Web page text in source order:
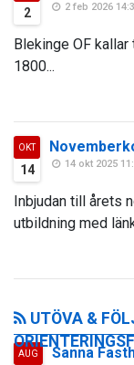
2 2 feb 2026
Blekinge OF
1800...
OKT
14 14 okt 2025
Inbjudan till årets
utbildning med
UTÖVA &
AUG
Sanna